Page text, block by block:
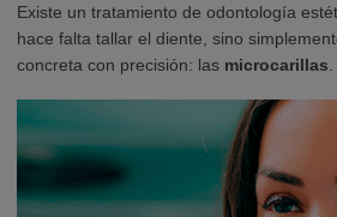
Existe un tratamiento de odontología
hace falta tallar el diente, sino
concreta con precisión: las microcarillas